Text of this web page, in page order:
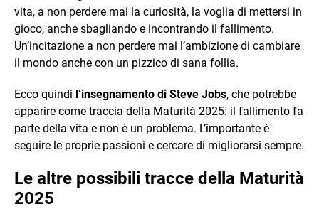
vita, a non perdere mai la curiosità, la voglia di mettersi in
gioco, anche sbagliando e incontrando il fallimento.
Un’incitazione a non perdere mai l’ambizione di cambiare
il mondo anche con un pizzico di sana follia.
Ecco quindi l’insegnamento di Steve Jobs, che potrebbe
apparire come traccia della Maturità 2025: il fallimento fa
parte della vita e non è un problema. L’importante è
seguire le proprie passioni e cercare di migliorarsi sempre.
Le altre possibili tracce della Maturità
2025